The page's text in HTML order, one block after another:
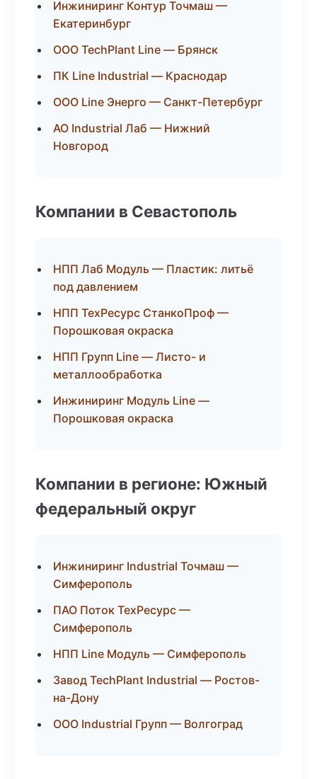
Инжиниринг Контур Точмаш —
Екатеринбург
ООО TechPlant Line — Брянск
ПК Line Industrial — Краснодар
ООО Line Энерго — Санкт-Петербург
АО Industrial Лаб — Нижний
Новгород
Компании в Севастополь
НПП Лаб Модуль — Пластик: литьё
под давлением
НПП ТехРесурс СтанкоПроф —
Порошковая окраска
НПП Групп Line — Листо- и
металлообработка
Инжиниринг Модуль Line —
Порошковая окраска
Компании в регионе: Южный
федеральный округ
Инжиниринг Industrial Точмаш —
Симферополь
ПАО Поток ТехРесурс —
Симферополь
НПП Line Модуль — Симферополь
Завод TechPlant Industrial — Ростов-
на-Дону
ООО Industrial Групп — Волгоград